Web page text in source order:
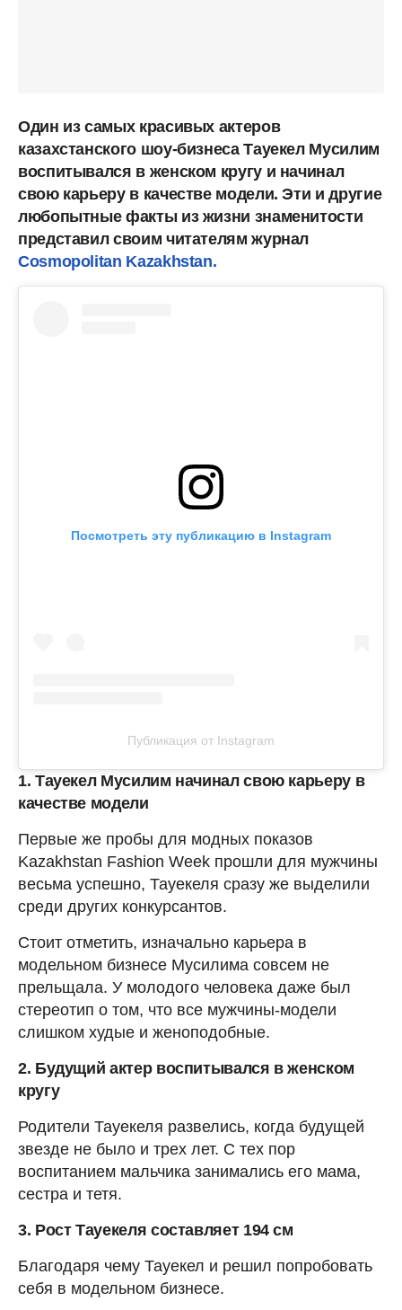
Один из самых красивых актеров
казахстанского шоу-бизнеса Тауекел Мусилим
воспитывался в женском кругу и начинал
свою карьеру в качестве модели. Эти и другие
любопытные факты из жизни знаменитости
представил своим читателям журнал
Cosmopolitan Kazakhstan.
Посмотреть эту публикацию в Instagram
Публикация от Instagram
1. Тауекел Мусилим начинал свою карьеру в
качестве модели
Первые же пробы для модных показов
Kazakhstan Fashion Week прошли для мужчины
весьма успешно, Тауекеля сразу же выделили
среди других конкурсантов.
Стоит отметить, изначально карьера в
модельном бизнесе Мусилима совсем не
прельщала. У молодого человека даже был
стереотип о том, что все мужчины-модели
слишком худые и женоподобные.
2. Будущий актер воспитывался в женском
кругу
Родители Тауекеля развелись, когда будущей
звезде не было и трех лет. С тех пор
воспитанием мальчика занимались его мама,
сестра и тетя.
3. Рост Тауекеля составляет 194 см
Благодаря чему Тауекел и решил попробовать
себя в модельном бизнесе.